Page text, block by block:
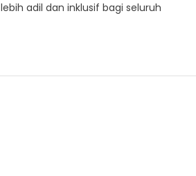
adil dan inklusif bagi seluruh